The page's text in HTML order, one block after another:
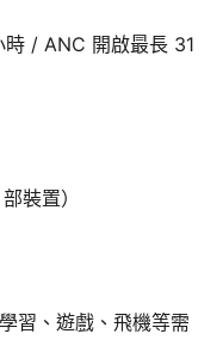
/ ANC 開啟最長 31
裝置）
習、遊戲、飛機等需